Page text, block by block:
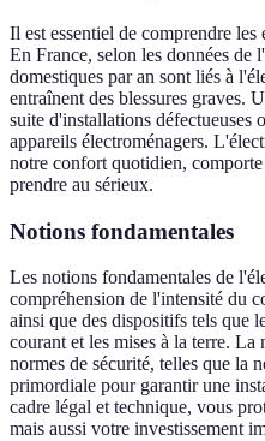
Il est essentiel de comprendre
En France, selon les données de l'
domestiques par an sont liés à
entraînent des blessures graves.
suite d'installations défectueuses
appareils électroménagers.
notre confort quotidien,
prendre au sérieux.
Notions fondamentales
Les notions fondamentales de
compréhension de l'intensité du
ainsi que des dispositifs tels que
courant et les mises à la terre.
normes de sécurité, telles que la
primordiale pour garantir une
cadre légal et technique, vous
mais aussi votre investissement